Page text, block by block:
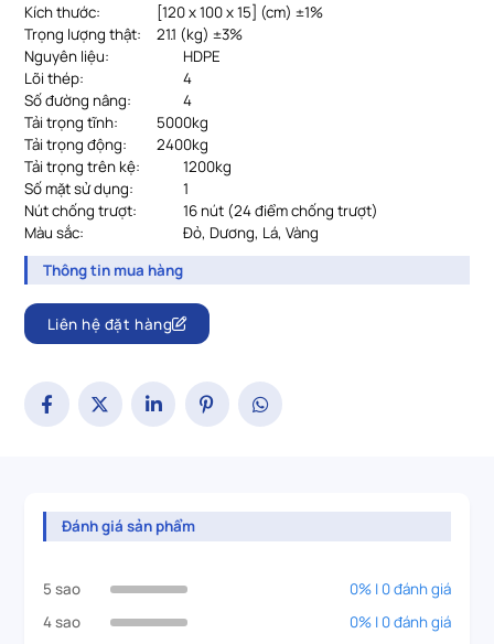
Kích thước:
			[
120 x 100 x 15] (cm) ±1%
Trọng lượng thật:
21.1 (kg) ±3%
Nguyên liệu:
HDPE
Lõi thép:
4
Số đường nâng:
4
Tải trọng tĩnh:
		5
000kg
Tải trọng động:
		24
00kg
Tải trọng trên kệ:
		12
00kg
Số mặt sử dụng:
1
Nút chống trượt:
16 nút (24 điểm chống trượt)
Màu sắc:
Đỏ, Dương, Lá, Vàng
Thông tin mua hàng
Liên hệ đặt hàng
Đánh giá sản phẩm
5 sao
0% | 0 đánh giá
4 sao
0% | 0 đánh giá